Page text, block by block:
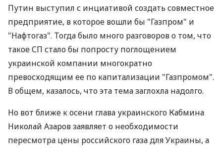
Путин выступил с инциативой создать совместное
предприятие, в которое вошли бы "Газпром" и
"Нафтогаз". Тогда было много разговоров о том, что
такое СП стало бы попросту поглощением
украинской компании многократно
превосходящим ее по капитализации "Газпромом".
В общем, казалось, что эта тема заглохла надолго.
Но вот ближе к осени глава украинского Кабмина
Николай Азаров заявляет о необходимости
пересмотра цены российского газа для Украины, а